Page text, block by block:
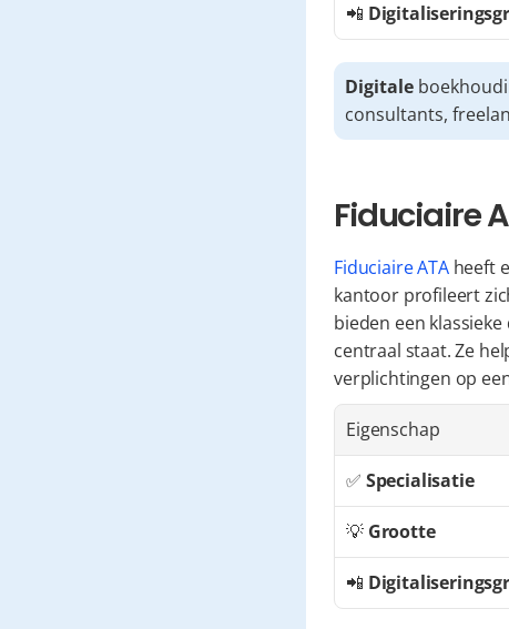
📲
Digitale
consultants,
Fiduciaire
Fiduciaire ATA heeft
kantoor profileert
bieden een
centraal staat. Ze
verplichtingen op
Eigenschap
✅ Specialisatie
💡 Grootte
📲